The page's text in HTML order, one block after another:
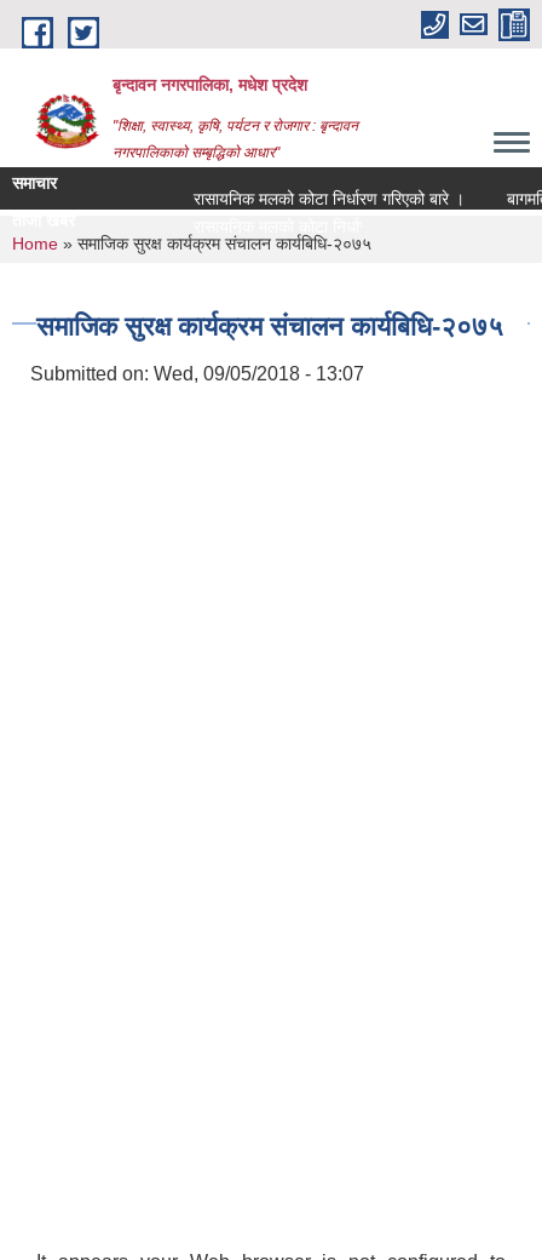
Skip to main content
बृन्दावन नगरपालिका, मधेश प्रदेश
"शिक्षा, स्वास्थ्य, कृषि, पर्यटन र रोजगार : बृन्दावन
नगरपालिकाको सम्बृद्धिको आधार"
समाचार
रासायनिक मलको कोटा निर्धारण गरिएको बारे ।
बागमति
You are here
Home » समाजिक सुरक्ष कार्यक्रम संचालन कार्यबिधि-२०७५
समाजिक सुरक्ष कार्यक्रम संचालन कार्यबिधि-२०७५
Submitted on: Wed, 09/05/2018 - 13:07